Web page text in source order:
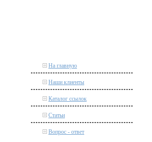
На главную
Наши клиенты
Каталог ссылок
Статьи
Вопрос - ответ